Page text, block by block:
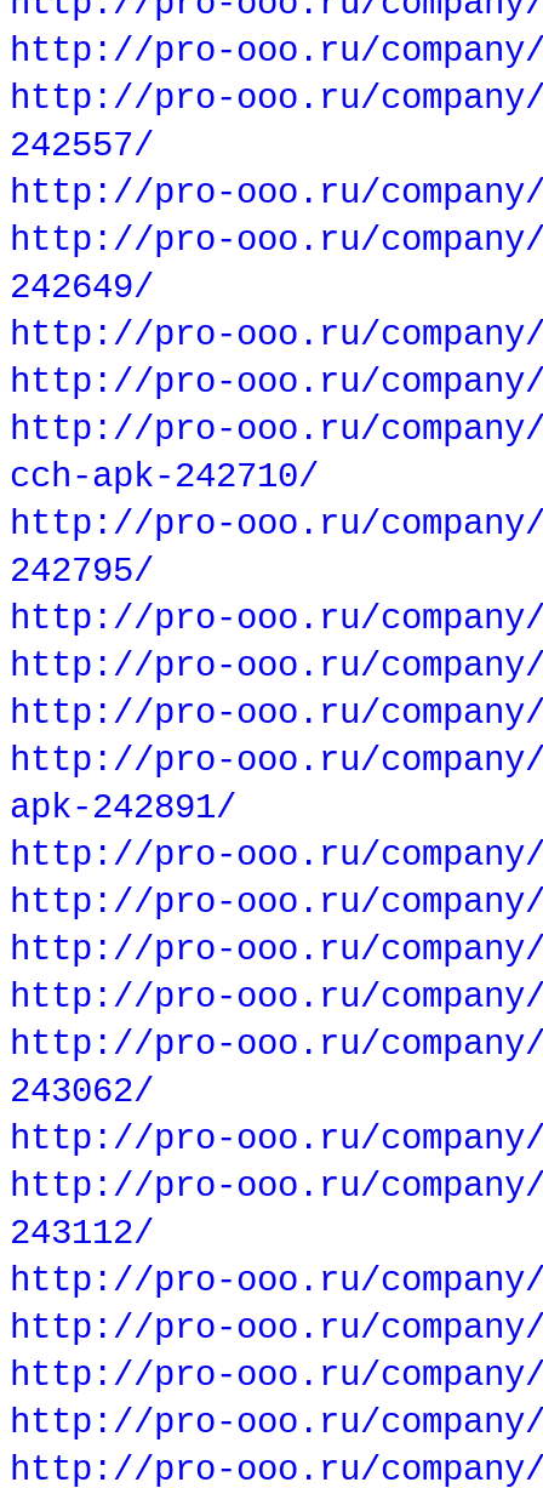
http://pro-ooo.ru/company/
http://pro-ooo.ru/
242557/
http://pro-ooo.ru/
http://pro-ooo.ru/company/
242649/
http://pro-ooo.ru/company/
http://pro-ooo.ru/company/
http://pro-ooo.ru/
cch-apk-242710/
http://pro-ooo.ru/
242795/
http://pro-ooo.ru/
http://pro-ooo.ru/
http://pro-ooo.ru/company/
http://pro-ooo.ru/
apk-242891/
http://pro-ooo.ru/
http://pro-ooo.ru/company/
http://pro-ooo.ru/company/
http://pro-ooo.ru/company/
http://pro-ooo.ru/company/
243062/
http://pro-ooo.ru/company/
http://pro-ooo.ru/
243112/
http://pro-ooo.ru/company/
http://pro-ooo.ru/
http://pro-ooo.ru/
http://pro-ooo.ru/company/
http://pro-ooo.ru/